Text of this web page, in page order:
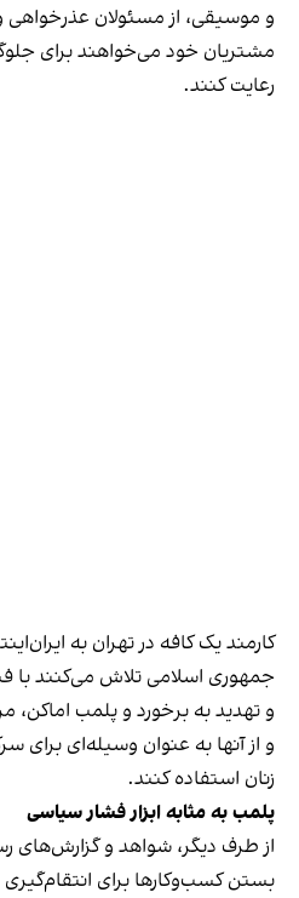
و موسیقی، از مسئولان عذرخواهی و
مشتریان خود می‌خواهند برای
رعایت کنند.
کارمند یک کافه در تهران به
جمهوری اسلامی تلاش می‌کنند با
و تهدید به برخورد و پلمب اماکن،
و از آنها به عنوان وسیله‌ای
زنان استفاده کنند.
پلمب به مثابه ابزار فشار سیاسی
از طرف دیگر، شواهد و گزارش‌های
بستن کسب‌وکارها برای